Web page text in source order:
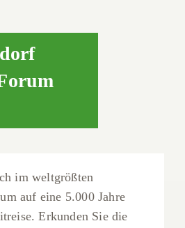
im weltgrößten
auf eine 5.000 Jahre
Erkunden Sie die